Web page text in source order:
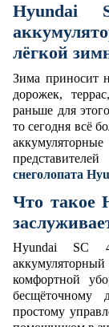
Hyundai
лёгкой
Зима приносит
дорожек,
раньше для
то сегодня всё
снеголопата
Что такое
Hyundai SC
комфортной
бесщёточному
простому